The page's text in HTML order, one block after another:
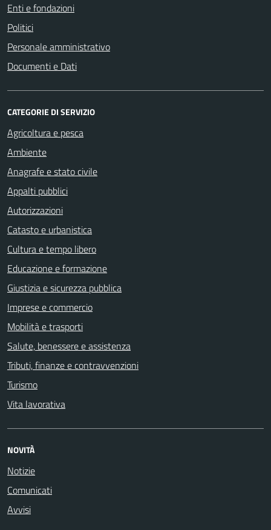
Enti e fondazioni
Politici
Personale amministrativo
Documenti e Dati
CATEGORIE DI SERVIZIO
Agricoltura e pesca
Ambiente
Anagrafe e stato civile
Appalti pubblici
Autorizzazioni
Catasto e urbanistica
Cultura e tempo libero
Educazione e formazione
Giustizia e sicurezza pubblica
Imprese e commercio
Mobilità e trasporti
Salute, benessere e assistenza
Tributi, finanze e contravvenzioni
Turismo
Vita lavorativa
NOVITÀ
Notizie
Comunicati
Avvisi